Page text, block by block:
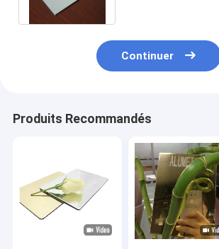
Continuer
Produits Recommandés